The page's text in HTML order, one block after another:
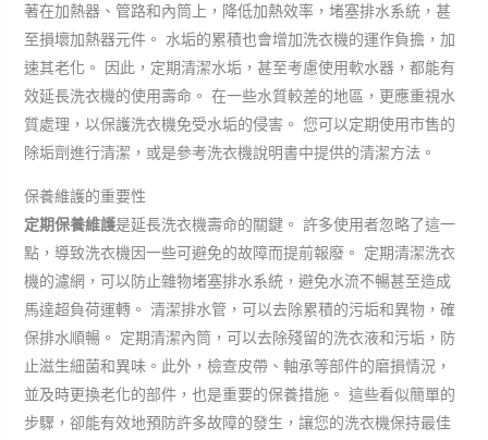
著在加熱器、管路和內筒上，降低加熱效率，堵塞排水系統，甚
至損壞加熱器元件。 水垢的累積也會增加洗衣機的運作負擔，加
速其老化。 因此，定期清潔水垢，甚至考慮使用軟水器，都能有
效延長洗衣機的使用壽命。 在一些水質較差的地區，更應重視水
質處理，以保護洗衣機免受水垢的侵害。 您可以定期使用市售的
除垢劑進行清潔，或是參考洗衣機說明書中提供的清潔方法。
保養維護的重要性
定期保養維護是延長洗衣機壽命的關鍵。 許多使用者忽略了這一
點，導致洗衣機因一些可避免的故障而提前報廢。 定期清潔洗衣
機的濾網，可以防止雜物堵塞排水系統，避免水流不暢甚至造成
馬達超負荷運轉。 清潔排水管，可以去除累積的污垢和異物，確
保排水順暢。 定期清潔內筒，可以去除殘留的洗衣液和污垢，防
止滋生細菌和異味。此外，檢查皮帶、軸承等部件的磨損情況，
並及時更換老化的部件，也是重要的保養措施。 這些看似簡單的
步驟，卻能有效地預防許多故障的發生，讓您的洗衣機保持最佳